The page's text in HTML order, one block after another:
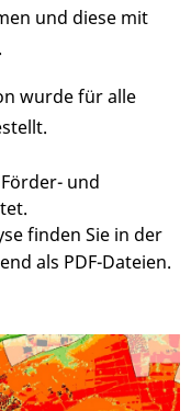
und diese mit
wurde für alle
und
finden Sie in der
als PDF-Dateien.